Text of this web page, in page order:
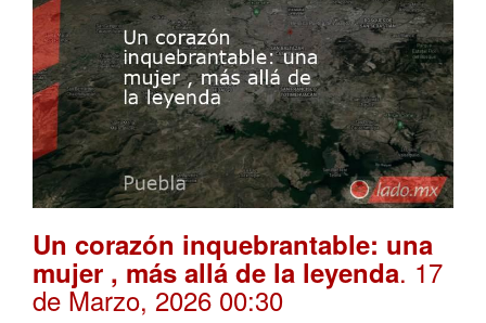
Un corazón inquebrantable: una
mujer , más allá de la leyenda. 17
de Marzo, 2026 00:30